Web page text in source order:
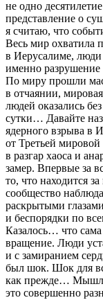
не одно
представление о
я считаю, что
Весь мир охватила
в Иерусалиме, люди
именно
По миру прошли
в отчаянии,
людей оказались
сутки… Давайте
ядерного взрыва в
от Третьей
в разгар хаоса и
замер. Впервые за
то, что находится
сообщество
раскрытыми
и беспорядки по
Казалось… что
вращение. Люди
и с замиранием
был шок. Шок для
как прежде…
это совершенно